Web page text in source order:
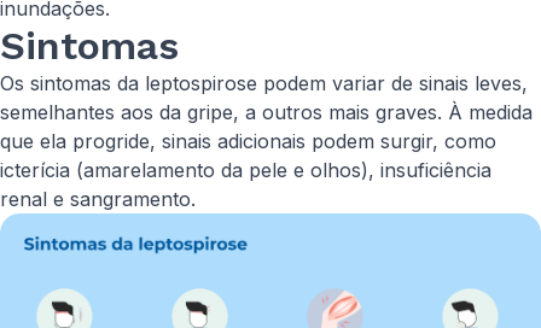
inundações.
Sintomas
Os sintomas da leptospirose podem variar de sinais leves,
semelhantes aos da gripe, a outros mais graves. À medida
que ela progride, sinais adicionais podem surgir, como
icterícia (amarelamento da pele e olhos), insuficiência
renal e sangramento.